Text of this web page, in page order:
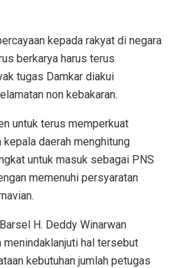
kepada rakyat di negara
berkarya harus terus
tugas Damkar diakui
non kebakaran.
untuk terus memperkuat
daerah menghitung
untuk masuk sebagai PNS
memenuhi persyaratan
H. Deddy Winarwan
menindaklanjuti hal tersebut
kebutuhan jumlah petugas